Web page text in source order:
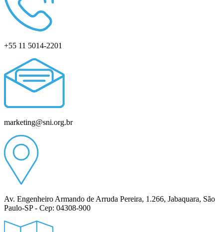
+55 11 5014-2201
marketing@sni.org.br
Av. Engenheiro Armando de Arruda Pereira, 1.266, Jabaquara, São
Paulo-SP - Cep: 04308-900